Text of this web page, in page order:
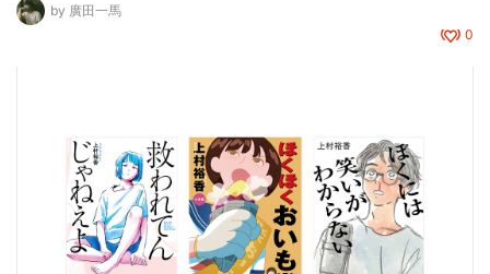
by 廣田一馬
0